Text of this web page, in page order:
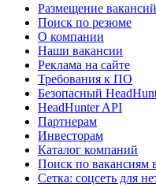
Размещение вакансий
Поиск по резюме
О компании
Наши вакансии
Реклама на сайте
Требования к ПО
Безопасный
HeadHunter API
Партнерам
Инвесторам
Каталог компаний
Поиск по вакансиям
Сетка: соцсеть для